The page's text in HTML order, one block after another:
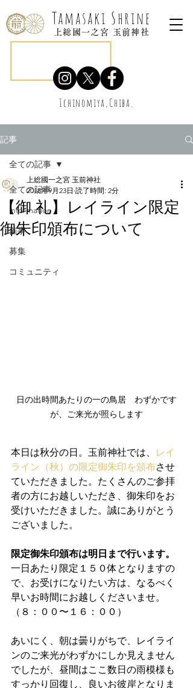
Tamasaki Shrine
上総國一之宮 玉前神社
Ichinomiya,Chiba.
記事
全ての記事
information
催事
募集
コミュニティ
全ての記事
【御 礼】レイライン限定
御朱印頒布について
上総國一之宮 玉前神社
2018年9月23日 読了時間: 2分
日の出時間あたりの一の鳥居　わずかです
が、ご来光が照らします
本日は秋分の日。玉前神社では、
レイ
ライン（秋）の限定御朱印を頒布させ
ていただきました。たくさんのご参拝
者の方にお越しいただき、御朱印をお
受けいただきました。誠にありがとう
ございました。
限定御朱印頒布は明日まで行います。
一日あたり限定１５０体となりますの
で、お受けになりたい方は、なるべく
早いお時間にお越しくださいませ。
（８：００〜１６：００）
あいにく、朝は曇りがちで、レイライ
ンのご来光がわずかにしか見えません
でしたが、昼間はここ数日の雨模様も
すっかり回復し、良いお彼岸となりま